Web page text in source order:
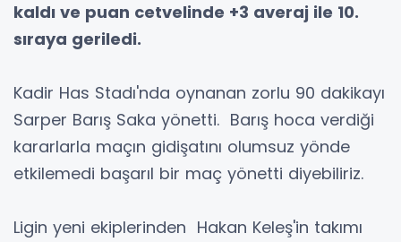
kaldı ve puan cetvelinde +3 averaj ile 10.
sıraya geriledi.
Kadir Has Stadı'nda oynanan zorlu 90 dakikayı
Sarper Barış Saka yönetti. Barış hoca verdiği
kararlarla maçın gidişatını olumsuz yönde
etkilemedi başarıl bir maç yönetti diyebiliriz.
Ligin yeni ekiplerinden Hakan Keleş'in takımı